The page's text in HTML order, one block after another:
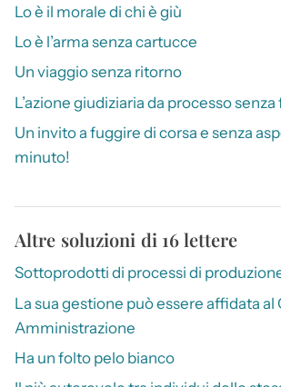
Lo è il morale di chi è giù
Lo è l’arma senza cartucce
Un viaggio senza ritorno
L’azione giudiziaria da processo
Un invito a fuggire di corsa e senza
minuto!
Altre soluzioni di 16 lettere
Sottoprodotti di processi di
La sua gestione può essere affidata al
Amministrazione
Ha un folto pelo bianco